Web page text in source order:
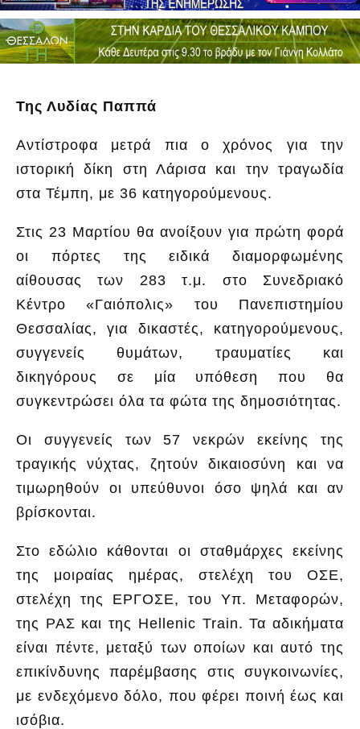
Της Λυδίας Παππά
Αντίστροφα μετρά πια ο χρόνος για την
ιστορική δίκη στη Λάρισα και την τραγωδία
στα Τέμπη, με 36 κατηγορούμενους.
Στις 23 Μαρτίου θα ανοίξουν για πρώτη φορά
οι πόρτες της ειδικά διαμορφωμένης
αίθουσας των 283 τ.μ. στο Συνεδριακό
Κέντρο «Γαιόπολις» του Πανεπιστημίου
Θεσσαλίας, για δικαστές, κατηγορούμενους,
συγγενείς θυμάτων, τραυματίες και
δικηγόρους σε μία υπόθεση που θα
συγκεντρώσει όλα τα φώτα της δημοσιότητας.
Οι συγγενείς των 57 νεκρών εκείνης της
τραγικής νύχτας, ζητούν δικαιοσύνη και να
τιμωρηθούν οι υπεύθυνοι όσο ψηλά και αν
βρίσκονται.
Στο εδώλιο κάθονται οι σταθμάρχες εκείνης
της μοιραίας ημέρας, στελέχη του ΟΣΕ,
στελέχη της ΕΡΓΟΣΕ, του Υπ. Μεταφορών,
της ΡΑΣ και της Hellenic Train. Τα αδικήματα
είναι πέντε, μεταξύ των οποίων και αυτό της
επικίνδυνης παρέμβασης στις συγκοινωνίες,
με ενδεχόμενο δόλο, που φέρει ποινή έως και
ισόβια.